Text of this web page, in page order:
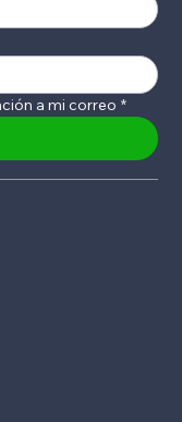
a mi correo *